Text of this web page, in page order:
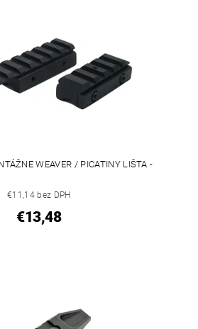
WEAVER / PICATINY LIŠTA -
€11,14 bez DPH
€13,48